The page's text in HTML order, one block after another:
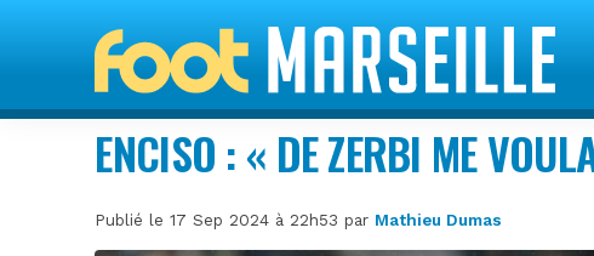
ENCISO : « DE ZERBI ME
Publié le 17 Sep 2024 à 22h53 par Mathieu Dumas